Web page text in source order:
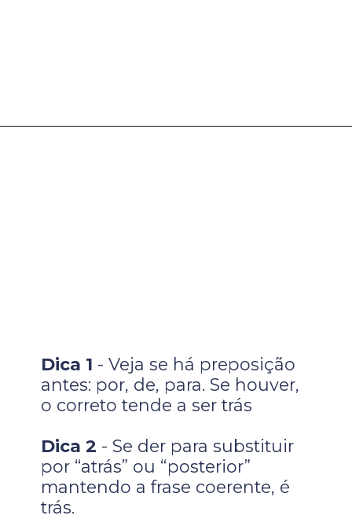
Dica 1 - Veja se há preposição
antes: por, de, para. Se houver,
o correto tende a ser trás
Dica 2 - Se der para substituir
por “atrás” ou “posterior”
mantendo a frase coerente, é
trás.